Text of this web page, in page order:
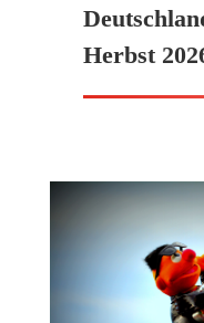
Herbst